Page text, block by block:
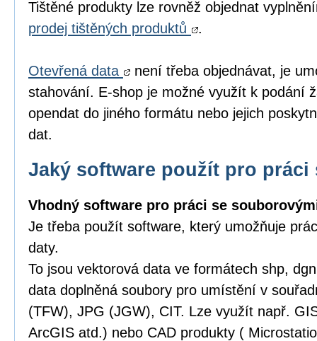
Tištěné produkty lze rovněž objednat
prodej tištěných produktů
.
Otevřená data
není třeba objednávat, je
stahování. E-shop je možné využít k podání
opendat do jiného formátu nebo jejich
dat.
Jaký software použít pro práci
Vhodný software pro práci se
Je třeba použít software, který umožňuje
daty.
To jsou vektorová data ve formátech shp,
data doplněná soubory pro umístění v
(TFW), JPG (JGW), CIT. Lze využít např.
ArcGIS atd.) nebo CAD produkty (